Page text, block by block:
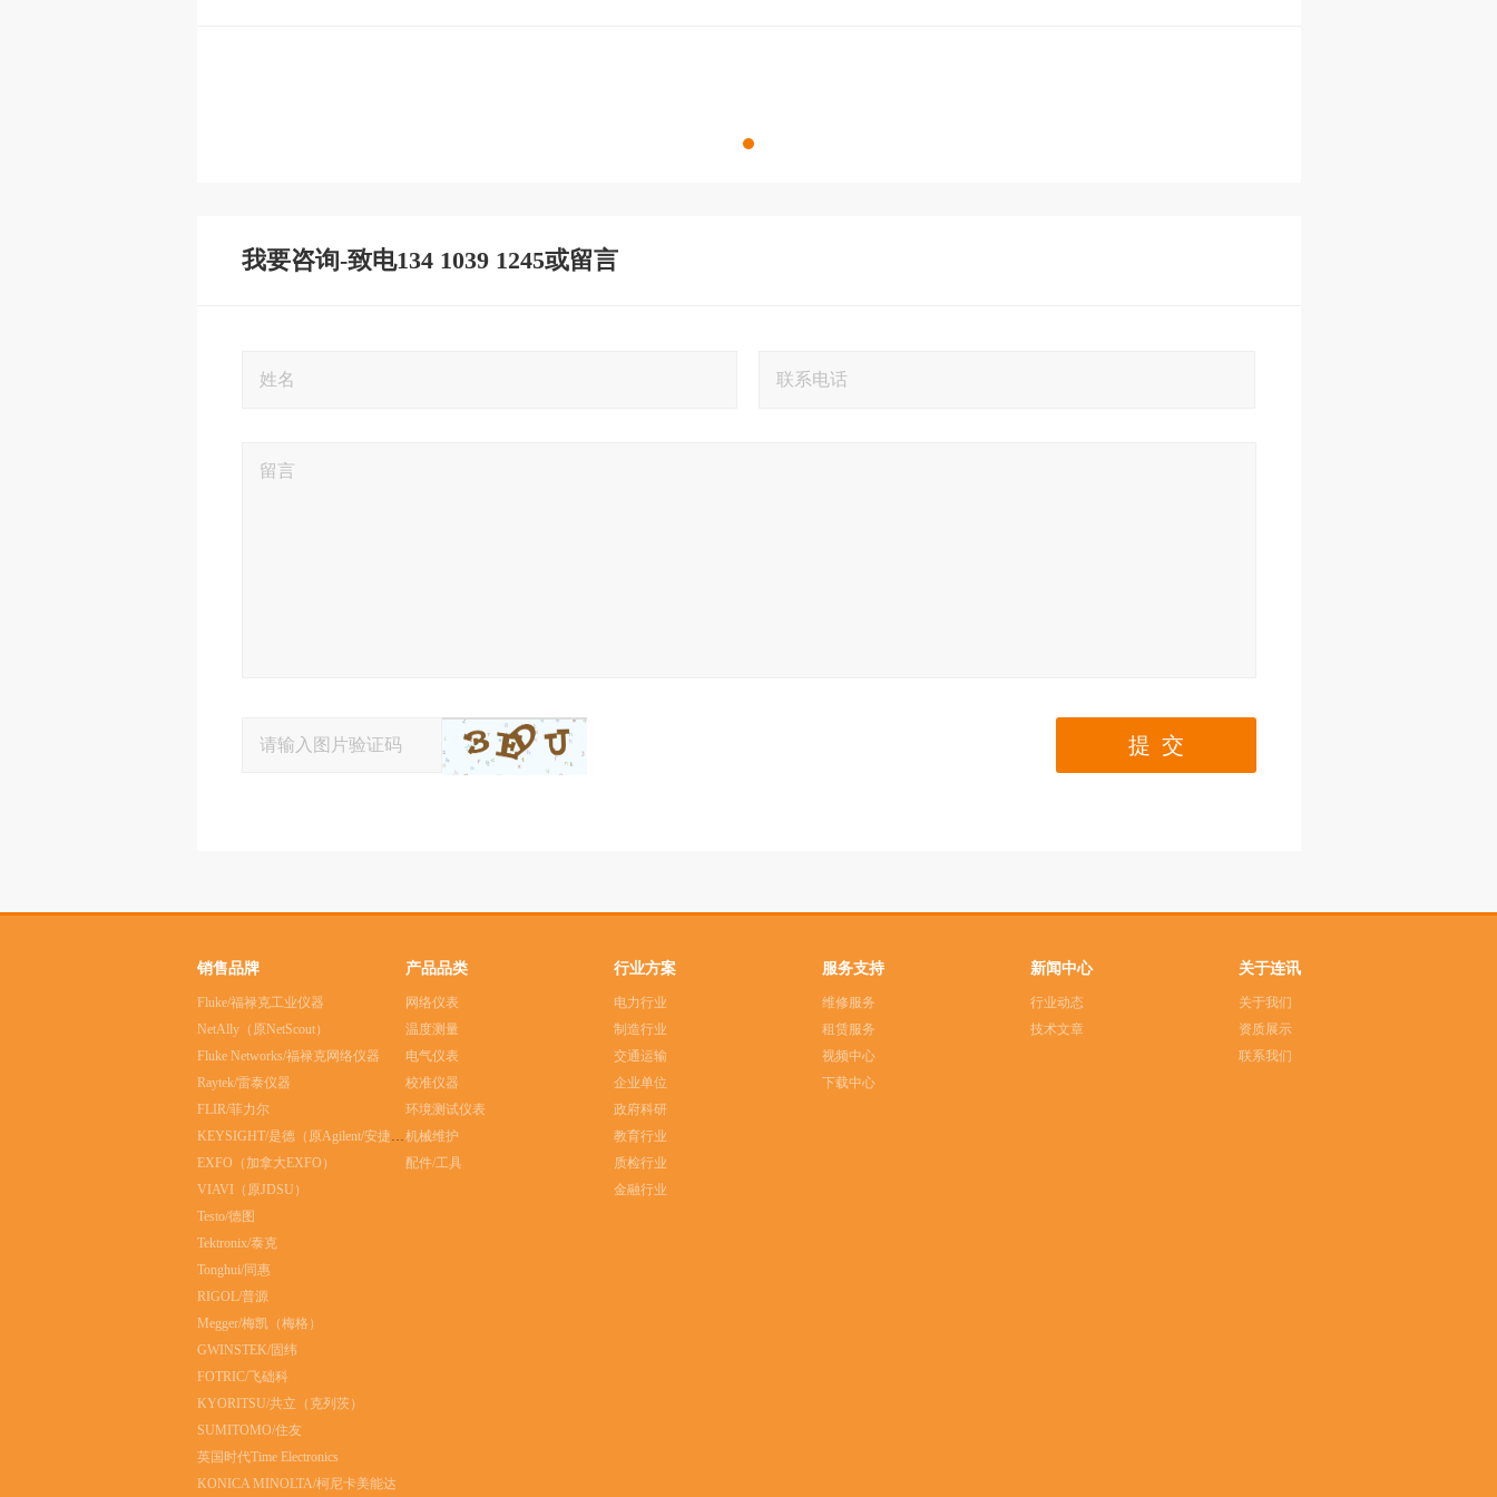
我要咨询-致电134 1039 1245或留言
提 交
销售品牌
Fluke/福禄克工业仪器
NetAlly（原NetScout）
Fluke Networks/福禄克网络仪器
Raytek/雷泰仪器
FLIR/菲力尔
EXFO（加拿大EXFO）
VIAVI（原JDSU）
Testo/德图
Tektronix/泰克
Tonghui/同惠
RIGOL/普源
Megger/梅凯（梅格）
GWINSTEK/固纬
FOTRIC/飞础科
KYORITSU/共立（克列茨）
SUMITOMO/住友
英国时代Time Electronics
KONICA MINOLTA/柯尼卡美能达
产品品类
网络仪表
温度测量
电气仪表
校准仪器
环境测试仪表
机械维护
配件/工具
行业方案
电力行业
制造行业
交通运输
企业单位
政府科研
教育行业
质检行业
金融行业
服务支持
维修服务
租赁服务
视频中心
下载中心
新闻中心
行业动态
技术文章
关于连讯
关于我们
资质展示
联系我们